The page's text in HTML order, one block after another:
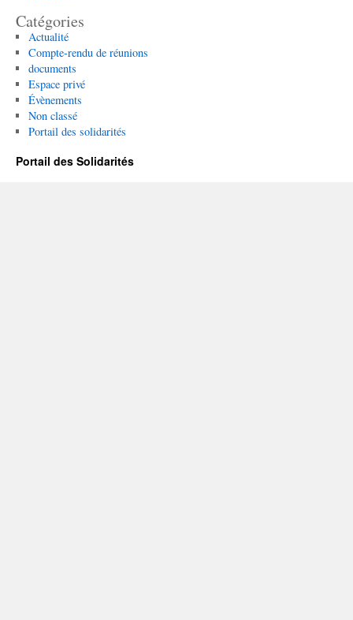
Catégories
Actualité
Compte-rendu de réunions
documents
Espace privé
Évènements
Non classé
Portail des solidarités
Portail des Solidarités